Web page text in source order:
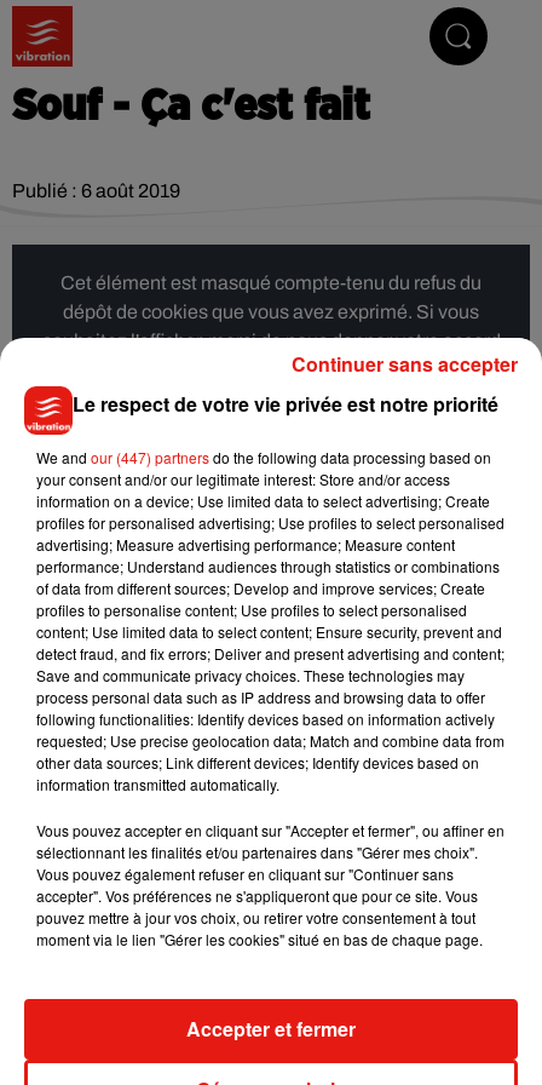
Souf - Ça c'est fait
Publié : 6 août 2019
Cet élément est masqué compte-tenu du refus du
dépôt de cookies que vous avez exprimé. Si vous
souhaitez l'afficher, merci de nous donner votre accord
en cliquant sur le bouton ci-dessous.
Musique
7 août 2026
Julien Lieb s’essaye à la vie de
chatelain dans son nouveau clip
7 août 2026
Madonna
Sensation »
Le respect de votre vie privée est notre priorité
We and our (447) partnersdo the following data processing based on
your consent and/or our legitimate interest: Store and/or access
information on a device; Use limited data to select advertising; Create
profiles for personalised advertising; Use profiles to select personalised
advertising; Measure advertising performance; Measure content
performance; Understand audiences through statistics or combinations
of data from different sources; Develop and improve services; Create
profiles to personalise content; Use profiles to select personalised
content; Use limited data to select content; Ensure security, prevent and
detect fraud, and fix errors; Deliver and present advertising and content;
Save and communicate privacy choices. These technologies may
process personal data such as IP address and browsing data to offer
following functionalities: Identify devices based on information actively
requested; Use precise geolocation data; Match and combine data from
other data sources; Link different devices; Identify devices based on
information transmitted automatically.
Vous pouvez accepter en cliquant sur "Accepter et fermer", ou affiner en
sélectionnant les finalités et/ou partenaires dans "Gérer mes choix".
Vous pouvez également refuser en cliquant sur "Continuer sans
accepter". Vos préférences ne s'appliqueront que pour ce site. Vous
pouvez mettre à jour vos choix, ou retirer votre consentement à tout
moment via le lien "Gérer les cookies" situé en bas de chaque page.
Accepter et fermer
Continuer sans accepter